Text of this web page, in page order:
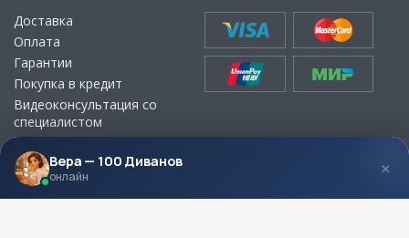
Доставка
Оплата
Гарантии
Покупка в кредит
Видеоконсультация со
специалистом
Выбор ткани для мебели без
визита в магазин
МЫ В СОЦСЕТЯХ КОНТАКТЫ
Вера — 100 Диванов
онлайн ×